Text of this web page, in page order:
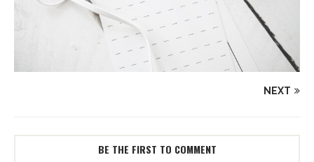
NEXT
BE THE FIRST TO COMMENT